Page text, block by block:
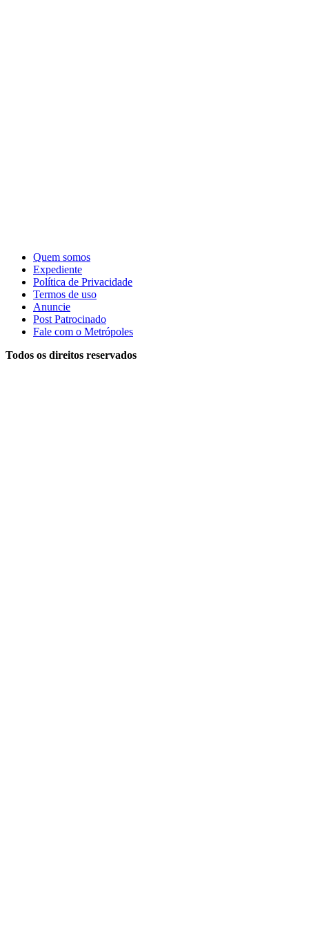
Quem somos
Expediente
Política de Privacidade
Termos de uso
Anuncie
Post Patrocinado
Fale com o Metrópoles
Todos os direitos reservados